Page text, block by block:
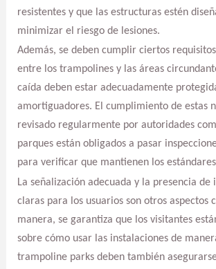
resistentes y que las estructuras estén
minimizar el riesgo de lesiones.
Además, se deben cumplir ciertos
entre los trampolines y las áreas
caída deben estar adecuadamente
amortiguadores. El cumplimiento de estas
revisado regularmente por autoridades
parques están obligados a pasar
para verificar que mantienen los
La señalización adecuada y la presencia de
claras para los usuarios son otros aspectos
manera, se garantiza que los visitantes
sobre cómo usar las instalaciones de
trampoline parks deben también